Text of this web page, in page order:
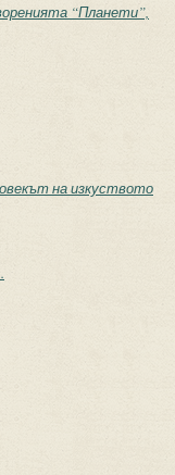
“Планети”,
на изкуството